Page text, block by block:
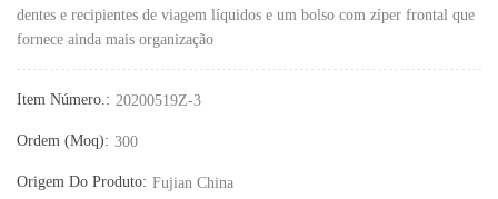
dentes e recipientes de viagem líquidos e um bolso com zíper frontal que
fornece ainda mais organização
Item Número.: 20200519Z-3
Ordem (moq): 300
Origem Do Produto: Fujian China